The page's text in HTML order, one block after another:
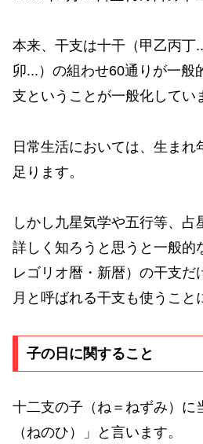
本来、干支は十干（甲乙丙丁
卯...）の組わせ60通りが一般
支ということが一般化してい
日常生活においては、生まれ
足ります。
しかし九星気学や五行等、占
詳しく知ろうと思うと一般的
レゴリオ暦・新暦）の干支だ
月と呼ばれる干支も使うこと
子の日に関すること
十二支の子（ね＝ねずみ）に
（ねのひ）」と言います。